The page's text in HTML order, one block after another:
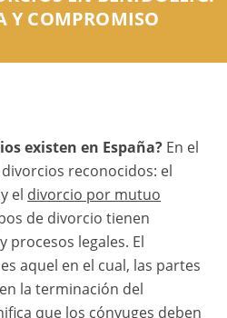
Y COMPROMISO
existen en España? En el
reconocidos: el
y el divorcio por mutuo
de divorcio tienen
procesos legales. El
aquel en el cual, las partes
la terminación del
que los cónyuges deben